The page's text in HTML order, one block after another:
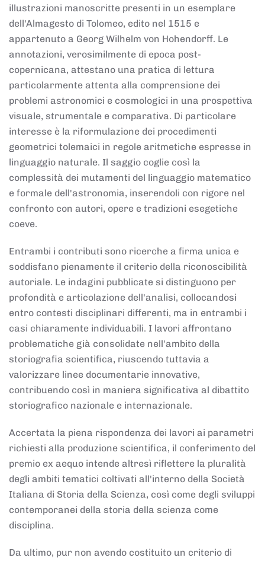
illustrazioni manoscritte presenti in un esemplare
dell'Almagesto di Tolomeo, edito nel 1515 e
appartenuto a Georg Wilhelm von Hohendorff. Le
annotazioni, verosimilmente di epoca post-
copernicana, attestano una pratica di lettura
particolarmente attenta alla comprensione dei
problemi astronomici e cosmologici in una prospettiva
visuale, strumentale e comparativa. Di particolare
interesse è la riformulazione dei procedimenti
geometrici tolemaici in regole aritmetiche espresse in
linguaggio naturale. Il saggio coglie così la
complessità dei mutamenti del linguaggio matematico
e formale dell'astronomia, inserendoli con rigore nel
confronto con autori, opere e tradizioni esegetiche
coeve.
Entrambi i contributi sono ricerche a firma unica e
soddisfano pienamente il criterio della riconoscibilità
autoriale. Le indagini pubblicate si distinguono per
profondità e articolazione dell'analisi, collocandosi
entro contesti disciplinari differenti, ma in entrambi i
casi chiaramente individuabili. I lavori affrontano
problematiche già consolidate nell'ambito della
storiografia scientifica, riuscendo tuttavia a
valorizzare linee documentarie innovative,
contribuendo così in maniera significativa al dibattito
storiografico nazionale e internazionale.
Accertata la piena rispondenza dei lavori ai parametri
richiesti alla produzione scientifica, il conferimento del
premio ex aequo intende altresì riflettere la pluralità
degli ambiti tematici coltivati all'interno della Società
Italiana di Storia della Scienza, così come degli sviluppi
contemporanei della storia della scienza come
disciplina.
Da ultimo, pur non avendo costituito un criterio di